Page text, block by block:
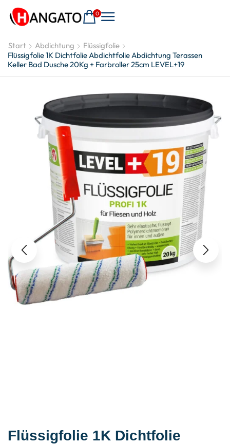
0
Start Abdichtung
Flüssigfolie
Flüssigfolie 1K Dichtfolie Abdichtfolie Abdichtung Terassen
Keller Bad Dusche 20Kg + Farbroller 25cm LEVEL+19
Flüssigfolie 1K Dichtfolie